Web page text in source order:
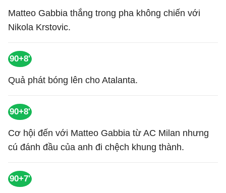
Matteo Gabbia thắng trong pha không chiến với
Nikola Krstovic.
90+8'
Quả phát bóng lên cho Atalanta.
90+8'
Cơ hội đến với Matteo Gabbia từ AC Milan nhưng
cú đánh đầu của anh đi chệch khung thành.
90+7'